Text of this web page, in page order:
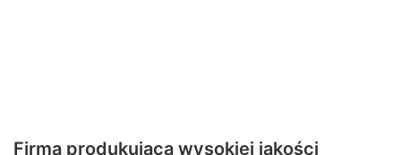
Firma produkująca wysokiej jakości